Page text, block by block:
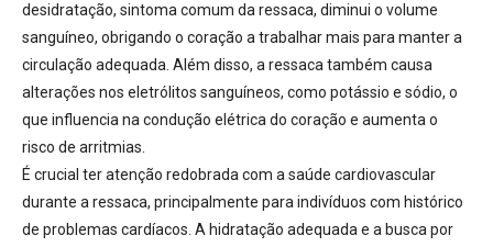
desidratação, sintoma comum da ressaca, diminui o volume
sanguíneo, obrigando o coração a trabalhar mais para manter a
circulação adequada. Além disso, a ressaca também causa
alterações nos eletrólitos sanguíneos, como potássio e sódio, o
que influencia na condução elétrica do coração e aumenta o
risco de arritmias.
É crucial ter atenção redobrada com a saúde cardiovascular
durante a ressaca, principalmente para indivíduos com histórico
de problemas cardíacos. A hidratação adequada e a busca por